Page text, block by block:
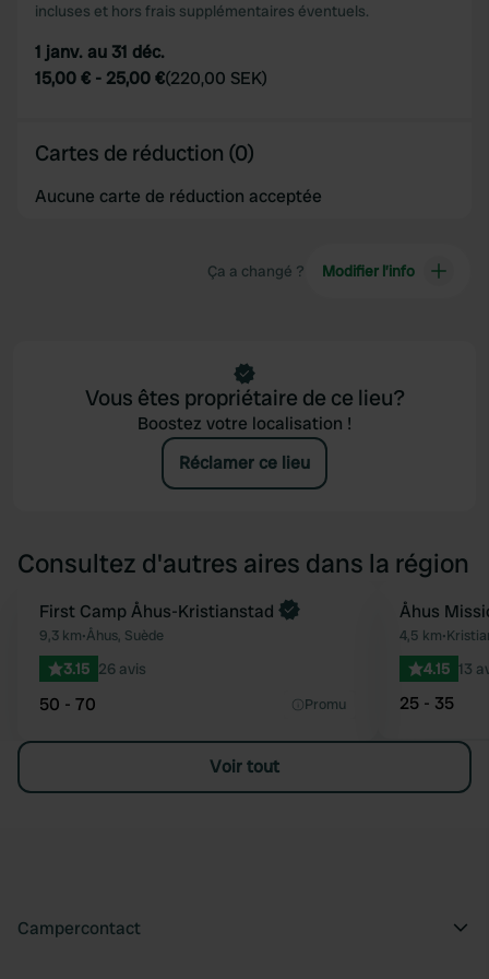
may combine it with other information that you’ve
of their services.
incluses et hors frais supplémentaires éventuels.
1 janv. au 31 déc.
15,00 € - 25,00 €(220,00 SEK)
Cartes de réduction (0)
Aucune carte de réduction acceptée
Ça a changé ? Modifier l’info
Vous êtes propriétaire de ce lieu?
Boostez votre localisation !
Réclamer ce lieu
Consultez d'autres aires dans la région
Préféré
First Camp Åhus-Kristianstad
9,3 km•Åhus, Suède
3.15 26 avis
50 - 70 Promu
Åhus
4,5 km•
4.15 13
25 - 35
Voir tout
Campercontact